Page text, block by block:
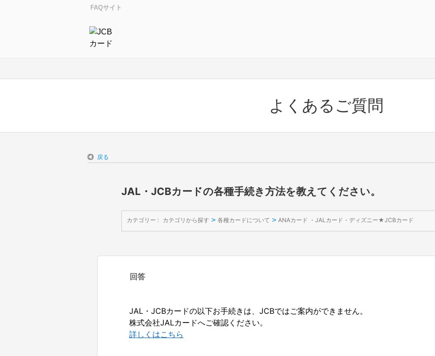
FAQサイト
よくあるご質問
戻る
JAL・JCBカードの各種手続き方法を教えてください。
カテゴリー : カテゴリから探す > 各種カードについて > ANAカード ・JALカード・ディズニー★JCBカード
回答
JAL・JCBカードの以下お手続きは、JCBではご案内ができません。
株式会社JALカードへご確認ください。
詳しくはこちら